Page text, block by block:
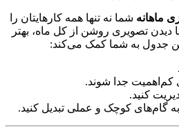
ماهانه شما نه تنها همه کارهایتان را
دیدن تصویری روشن از کل ماه، بهتر
این جدول به شما کمک می‌کند:
کم‌اهمیت جدا شوند.
کنید.
گام‌های کوچک و عملی تبدیل کنید.